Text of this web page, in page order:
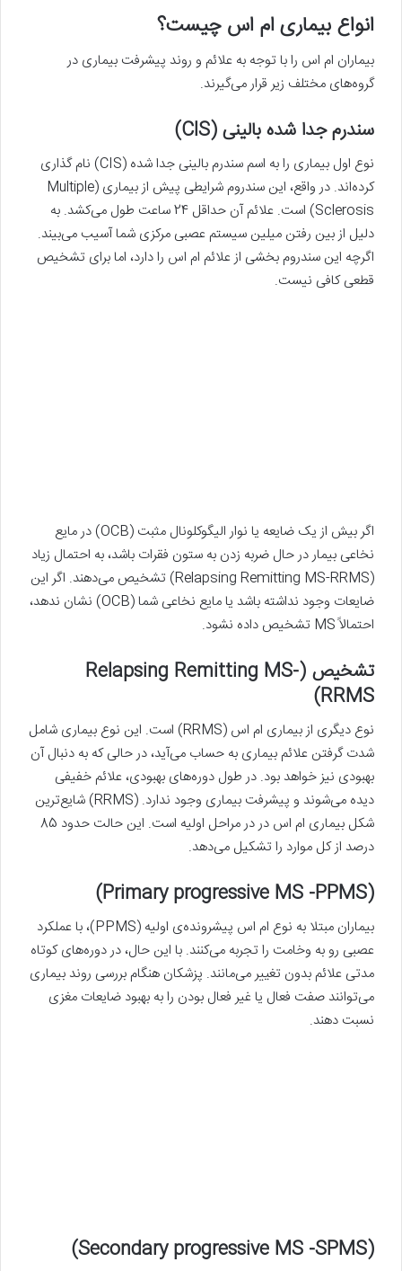
انواع بیماری ام اس چیست؟
بیماران ام اس را با توجه به علائم و روند پیشرفت بیماری در
گروه‌های مختلف زیر قرار می‌گیرند.
سندرم جدا شده بالینی (CIS)
نوع اول بیماری را به اسم سندرم بالینی جدا شده (CIS) نام گذاری
کرده‌اند. در واقع، این سندروم شرایطی پیش از بیماری (Multiple
Sclerosis) است. علائم آن حداقل 24 ساعت طول می‌کشد. به
دلیل از بین رفتن میلین سیستم عصبی مرکزی شما آسیب می‌بیند.
اگرچه این سندروم بخشی از علائم ام اس را دارد، اما برای تشخیص
قطعی کافی نیست.
اگر بیش از یک ضایعه یا نوار الیگوکلونال مثبت (OCB) در مایع
نخاعی بیمار در حال ضربه زدن به ستون فقرات باشد، به احتمال زیاد
(Relapsing Remitting MS-RRMS) تشخیص می‌دهند. اگر این
ضایعات وجود نداشته باشد یا مایع نخاعی شما (OCB) نشان ندهد،
احتمالاً MS تشخیص داده نشود.
تشخیص (Relapsing Remitting MS-
RRMS)
نوع دیگری از بیماری ام اس (RRMS) است. این نوع بیماری شامل
شدت گرفتن علائم بیماری به حساب می‌آید، در حالی که به دنبال آن
بهبودی نیز خواهد بود. در طول دوره‌های بهبودی، علائم خفیفی
دیده می‌شوند و پیشرفت بیماری وجود ندارد. (RRMS) شایع‌ترین
شکل بیماری ام اس در در مراحل اولیه است. این حالت حدود 85
درصد از کل موارد را تشکیل می‌دهد.
(Primary progressive MS -PPMS)
بیماران مبتلا به نوع ام اس پیشرونده‌ی اولیه (PPMS)، با عملکرد
عصبی رو به وخامت را تجربه می‌کنند. با این حال، در دوره‌های کوتاه
مدتی علائم بدون تغییر می‌مانند. پزشکان هنگام بررسی روند بیماری
می‌توانند صفت فعال یا غیر فعال بودن را به بهبود ضایعات مغزی
نسبت دهند.
(Secondary progressive MS -SPMS)